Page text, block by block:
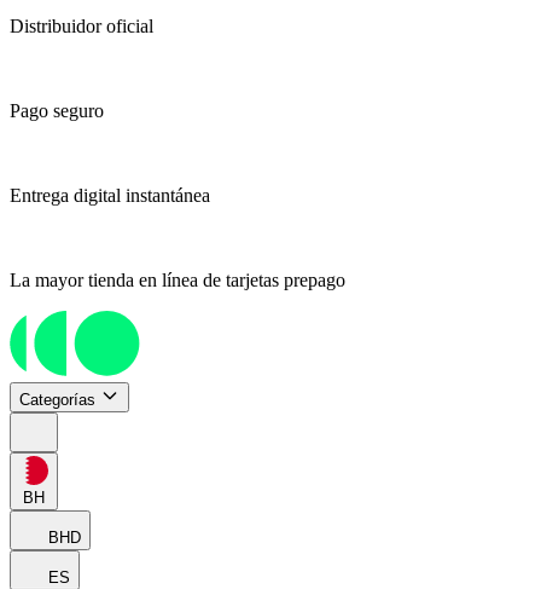
Distribuidor oficial
Pago seguro
Entrega digital instantánea
La mayor tienda en línea de tarjetas prepago
Categorías
BH
BHD
ES